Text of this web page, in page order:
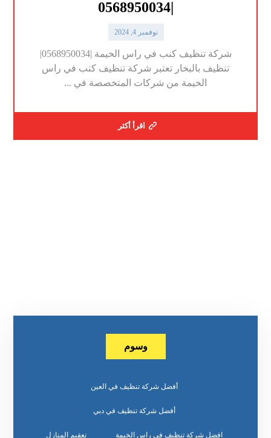
|0568950034
نوفمبر 4, 2024
شركة تنظيف كنب في راس الخيمة |0568950034|
تنظيف بالبخار تعتبر شركة تنظيف كنب في راس
الخيمة من شركات المتخصصة في ...
اقرأ أكثر
وسوم
أفضل شركة تنظيف في العين
أفضل شركة تنظيف في دبي
افضل شركة تنظيف في راس الخيمة تعقيم المنازل